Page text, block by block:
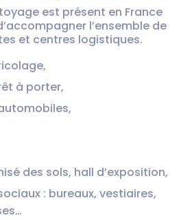
est présent en France
l’ensemble de
et centres logistiques.
à porter,
des sols, hall d’exposition,
: bureaux, vestiaires,